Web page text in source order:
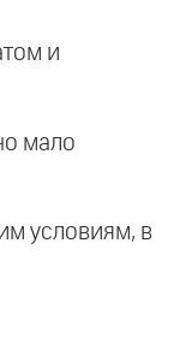
и
мало
условиям, в